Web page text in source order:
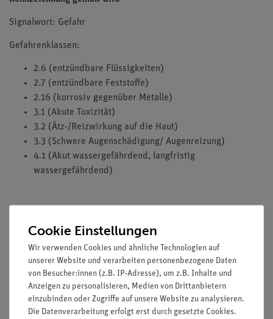
Signalwort: Gefahr
Gefahrenklassen:
2.6 (entzündbare Flüssigkeiten)
2.7 (entzündbare Feststoffe)
2.16 (korrosiv gegenüber Metalle)
3.1 (Akute Toxizität)
3.2 (Ätz-/Reizwirkung auf die Haut)
3.3 (Schwere Augenschädigung/ Augenreizung)
4.1 (Akut wassergefährdend, langfristig
wassergefährdend)
HINWEIS: Bitte beachten Sie, dass wir keine Chemikalien an
Privatpersonen verkaufen. Lt. ChemVerbotsV dürfen wir
Chemikalien nur an Wiederverkäufer, berufsmässige
Verwender und öffentliche Forschungs-, Untersuchungs- und
Lehranstalten abgeben.
Cookie Einstellungen
Wir verwenden Cookies und ähnliche Technologien auf
unserer Website und verarbeiten personenbezogene Daten
von Besucher:innen (z.B. IP-Adresse), um z.B. Inhalte und
Anzeigen zu personalisieren, Medien von Drittanbietern
einzubinden oder Zugriffe auf unsere Website zu analysieren.
Die Datenverarbeitung erfolgt erst durch gesetzte Cookies.